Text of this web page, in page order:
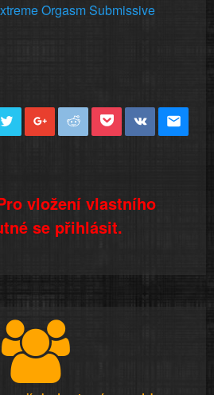
OrgasmSubmissive
vložení vlastního
se přihlásit.